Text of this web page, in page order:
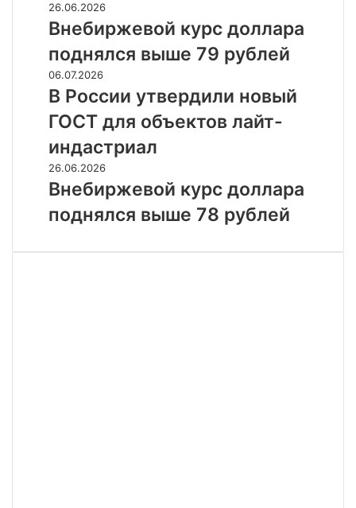
пишут
СМИ
Внебиржевой
курс
доллара
поднялся
выше
79
рублей
26.06.2026
Внебиржевой курс доллара
поднялся выше 79 рублей
В
России
утвердили
новый
ГОСТ
для
объектов
лайт-
индастриал
06.07.2026
В России утвердили новый
ГОСТ для объектов лайт-
индастриал
Внебиржевой
курс
доллара
поднялся
78
26.06.2026
Внебиржевой курс доллара
поднялся выше 78 рублей